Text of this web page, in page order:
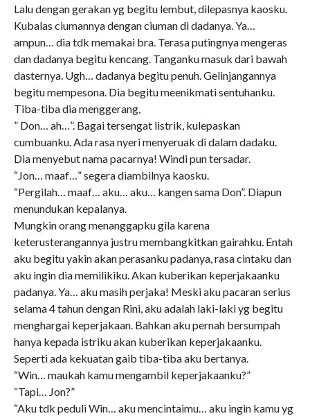
Lalu dengan gerakan yg begitu lembut, dilepasnya kaosku.
Kubalas ciumannya dengan ciuman di dadanya. Ya…
ampun… dia tdk memakai bra. Terasa putingnya mengeras
dan dadanya begitu kencang. Tanganku masuk dari bawah
dasternya. Ugh… dadanya begitu penuh. Gelinjangannya
begitu mempesona. Dia begitu meenikmati sentuhanku.
Tiba-tiba dia menggerang,
” Don… ah…”. Bagai tersengat listrik, kulepaskan
cumbuanku. Ada rasa nyeri menyeruak di dalam dadaku.
Dia menyebut nama pacarnya! Windi pun tersadar.
“Jon… maaf…” segera diambilnya kaosku.
“Pergilah… maaf… aku… aku… kangen sama Don”. Diapun
menundukan kepalanya.
Mungkin orang menanggapku gila karena
keterusterangannya justru membangkitkan gairahku. Entah
aku begitu yakin akan perasanku padanya, rasa cintaku dan
aku ingin dia memilikiku. Akan kuberikan keperjakaanku
padanya. Ya… aku masih perjaka! Meski aku pacaran serius
selama 4 tahun dengan Rini, aku adalah laki-laki yg begitu
menghargai keperjakaan. Bahkan aku pernah bersumpah
hanya kepada istriku akan kuberikan keperjakaanku.
Seperti ada kekuatan gaib tiba-tiba aku bertanya.
“Win… maukah kamu mengambil keperjakaanku?”
“Tapi… Jon?”
“Aku tdk peduli Win… aku mencintaimu… aku ingin kamu yg